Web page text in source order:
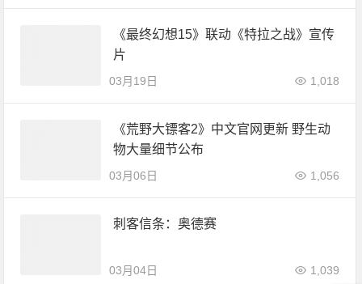
《最终幻想15》联动《特拉之战》宣传
片
03月19日 1,018
《荒野大镖客2》中文官网更新 野生动
物大量细节公布
03月06日 1,056
刺客信条：奥德赛
03月04日 1,039